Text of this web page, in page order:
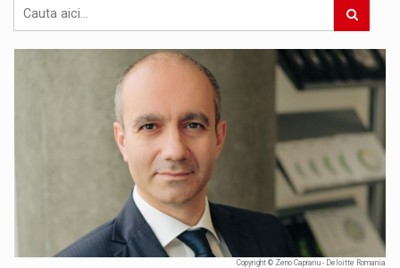
Copyright © Zeno Caprariu - Deloitte Romania